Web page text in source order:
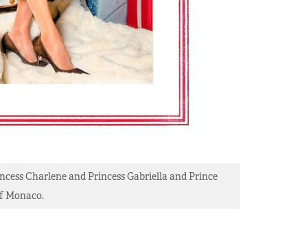
Charlene and Princess Gabriella and Prince
Monaco.